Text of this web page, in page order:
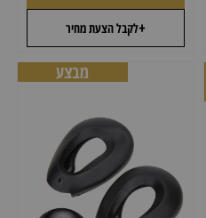
+לקבל הצעת מחיר
מבצע